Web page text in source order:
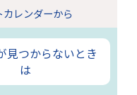
カレンダーから
見つからないとき
は